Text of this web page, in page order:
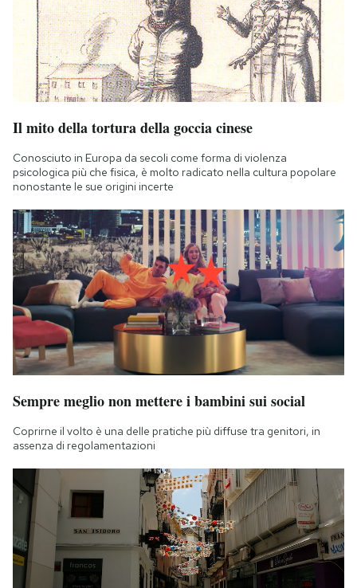
Il mito della tortura della goccia cinese
Conosciuto in Europa da secoli come forma di violenza
psicologica più che fisica, è molto radicato nella cultura popolare
nonostante le sue origini incerte
Sempre meglio non mettere i bambini sui social
Coprirne il volto è una delle pratiche più diffuse tra genitori, in
assenza di regolamentazioni